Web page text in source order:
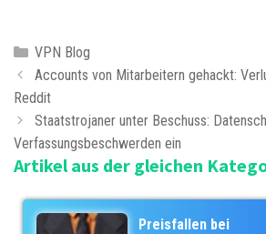
K
a
t
e
g
o
i
VPN Blog
B
e
t
r
Accounts von Mitarbeitern gehackt:
Reddit
Staatstrojaner unter Beschuss:
Verfassungsbeschwerden ein
Artikel aus der gleichen
Preisfallen bei